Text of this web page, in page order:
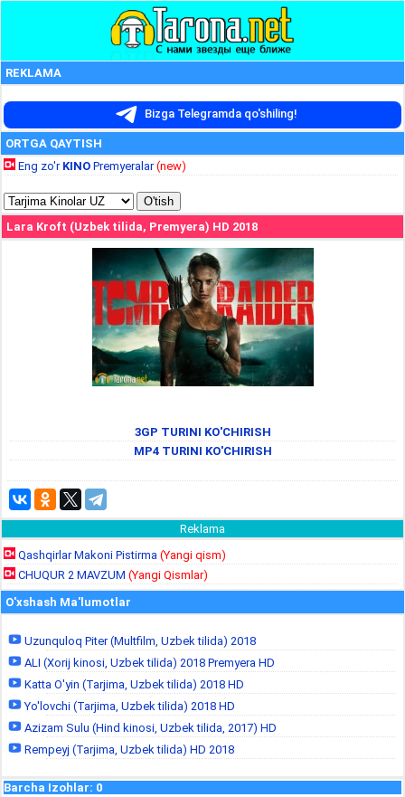
REKLAMA
Bizga Telegramda qo'shiling!
ORTGA QAYTISH
Eng zo'r KINO Premyeralar(new)
Lara Kroft (Uzbek tilida, Premyera) HD 2018
3GP TURINI KO'CHIRISH
MP4 TURINI KO'CHIRISH
Reklama
Qashqirlar Makoni Pistirma (Yangi qism)
CHUQUR 2 MAVZUM (Yangi Qismlar)
O'xshash Ma'lumotlar
Uzunquloq Piter (Multfilm, Uzbek tilida) 2018
ALI (Xorij kinosi, Uzbek tilida) 2018 Premyera HD
Katta O'yin (Tarjima, Uzbek tilida) 2018 HD
Yo'lovchi (Tarjima, Uzbek tilida) 2018 HD
Azizam Sulu (Hind kinosi, Uzbek tilida, 2017) HD
Rempeyj (Tarjima, Uzbek tilida) HD 2018
Barcha Izohlar: 0